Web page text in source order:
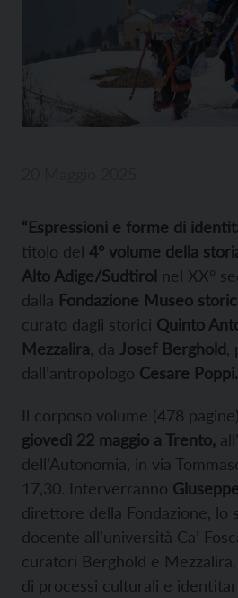
“Espressioni e forme di
titolo del 4° volume della
Alto Adige/Sudtirol nel XX°
dalla Fondazione Museo
curato dagli storici Quinto
Mezzalira , da Josef Berghold
dall’antropologo Cesare Poppi.
Il corposo volume (478
giovedì 22 maggio a Trento,
dell’Autonomia, in via
17,30. Interverranno
direttore della Fondazione, lo
docente all’università Ca’
curatori Berghold e
di processi culturali e